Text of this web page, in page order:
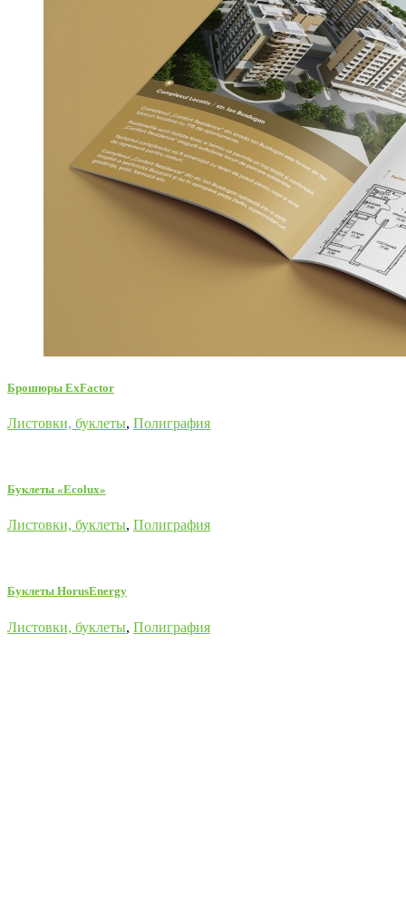
Брошюры ExFactor
Листовки, буклеты, Полиграфия
Буклеты «Ecolux»
Листовки, буклеты, Полиграфия
Буклеты HorusEnergy
Листовки, буклеты, Полиграфия